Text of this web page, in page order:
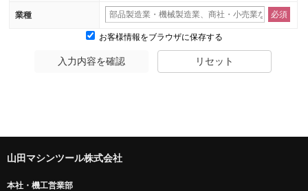
業種 必須
お客様情報をブラウザに保存する
入力内容を確認 リセット
山田マシンツール株式会社
本社・機工営業部